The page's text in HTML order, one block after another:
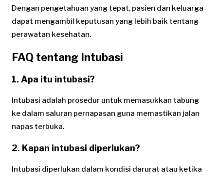
Dengan pengetahuan yang tepat, pasien dan keluarga
dapat mengambil keputusan yang lebih baik tentang
perawatan kesehatan.
FAQ tentang Intubasi
1. Apa itu intubasi?
Intubasi adalah prosedur untuk memasukkan tabung
ke dalam saluran pernapasan guna memastikan jalan
napas terbuka.
2. Kapan intubasi diperlukan?
Intubasi diperlukan dalam kondisi darurat atau ketika